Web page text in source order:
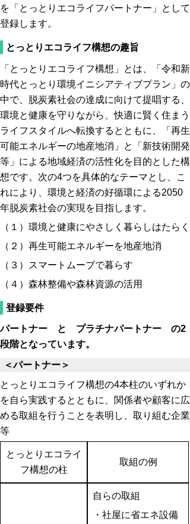
を「とっとりエコライフパートナー」として
登録します。
とっとりエコライフ構想の趣旨
「とっとりエコライフ構想」とは、「令和新
時代とっとり環境イニシアティブプラン」の
中で、脱炭素社会の達成に向けて提唱する、
環境と健康を守りながら、快適に賢く住まう
ライフスタイルへ転換するとともに、「再生
可能エネルギーの地産地消」と「新技術開発
等」による地域経済の活性化を目的とした構
想です。次の4つを具体的なテーマとし、こ
れにより、環境と経済の好循環による2050
年脱炭素社会の実現を目指します。
（１）環境と健康にやさしく暮らしはたらく
（２）再生可能エネルギーを地産地消
（３）スマートムーブで暮らす
（４）森林整備や森林資源の活用
登録要件
パートナー と プラチナパートナー の2
段階となっています。
＜パートナー＞
とっとりエコライフ構想の4本柱のいずれか
を自ら実践するとともに、関係者や顧客に広
める取組を行うことを表明し、取り組む企業
等
とっとりエコライ
フ構想の柱
取組の例
自らの取組
・ 社屋に省エネ設備